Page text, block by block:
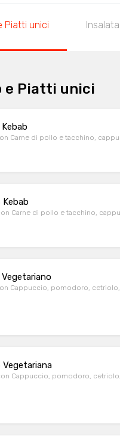
Piatti unici Insalata
e Piatti unici
Carne di pollo e tacchino,
Kebab
Carne di pollo e tacchino,
Cappuccio, pomodoro,
Vegetariana
Cappuccio, pomodoro,